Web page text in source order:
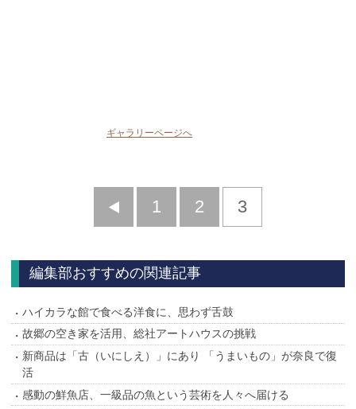
ギャラリーページへ
前
1 2 3
編集部おすすめの関連記事
ハイカラな館で食べる洋食に、思わず舌鼓
故郷の空き家を活用、総社アートハウスの挑戦
新商品は「古（いにしえ）」にあり 「うまいもの」が奈良で復
活
感動の鮮魚店、一級品の魚という芸術を人々へ届ける